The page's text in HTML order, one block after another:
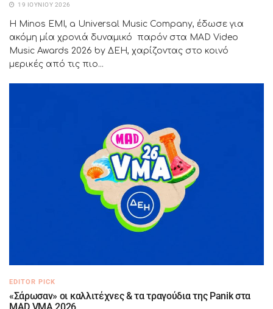
19 ΙΟΥΝΊΟΥ 2026
Η Minos EMI, a Universal Music Company, έδωσε για
ακόμη μία χρονιά δυναμικό παρόν στα MAD Video
Music Awards 2026 by ΔΕΗ, χαρίζοντας στο κοινό
μερικές από τις πιο...
EDITOR PICK
«Σάρωσαν» οι καλλιτέχνες & τα τραγούδια της Panik στα
MAD VMA 2026